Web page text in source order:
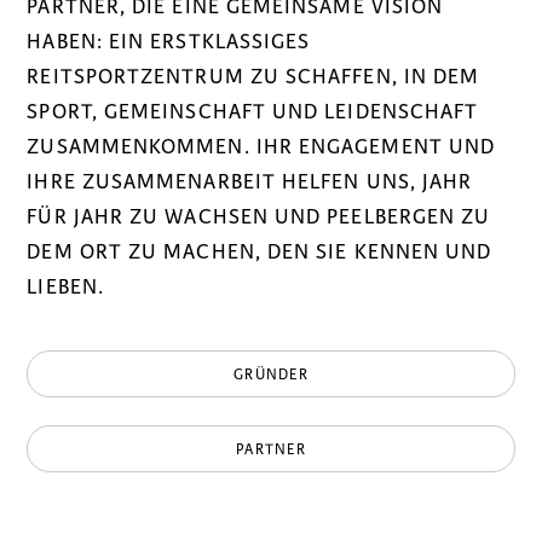
PARTNER, DIE EINE GEMEINSAME VISION
HABEN: EIN ERSTKLASSIGES
REITSPORTZENTRUM ZU SCHAFFEN, IN DEM
SPORT, GEMEINSCHAFT UND LEIDENSCHAFT
ZUSAMMENKOMMEN. IHR ENGAGEMENT UND
IHRE ZUSAMMENARBEIT HELFEN UNS, JAHR
FÜR JAHR ZU WACHSEN UND PEELBERGEN ZU
DEM ORT ZU MACHEN, DEN SIE KENNEN UND
LIEBEN.
GRÜNDER
PARTNER